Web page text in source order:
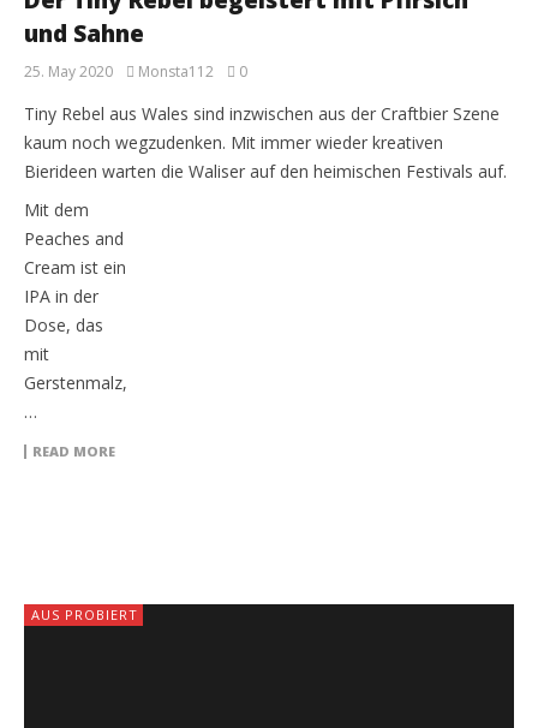
und Sahne
25. May 2020 Monsta112 0
Tiny Rebel aus Wales sind inzwischen aus der Craftbier Szene
kaum noch wegzudenken. Mit immer wieder kreativen
Bierideen warten die Waliser auf den heimischen Festivals auf.
Mit dem
Peaches and
Cream ist ein
IPA in der
Dose, das
mit
Gerstenmalz,
…
READ MORE
AUS PROBIERT